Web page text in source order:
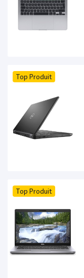
Top Produit
Top Produit